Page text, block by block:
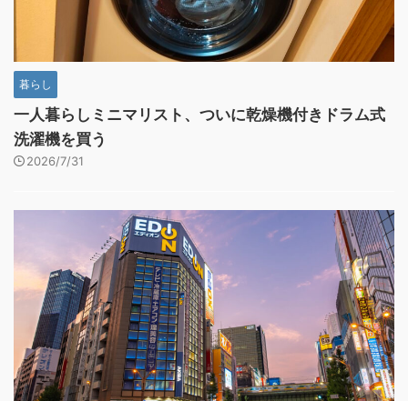
暮らし
一人暮らしミニマリスト、ついに乾燥機付きドラム式
洗濯機を買う
2026/7/31